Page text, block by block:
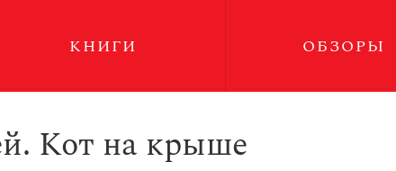
КНИГИ ОБЗОРЫ
Кот на крыше